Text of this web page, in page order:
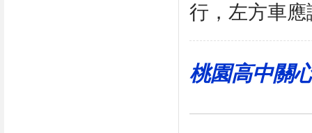
行，左方車
桃園高中關